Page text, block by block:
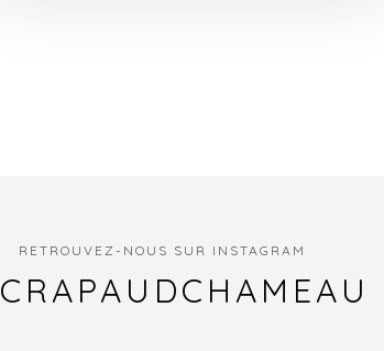
RETROUVEZ-NOUS SUR INSTAGRAM
CRAPAUDCHAMEAU